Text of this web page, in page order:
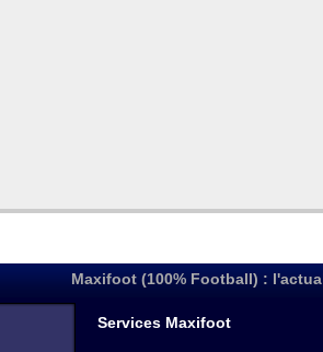
Maxifoot (100% Football) :
Services Maxifoot